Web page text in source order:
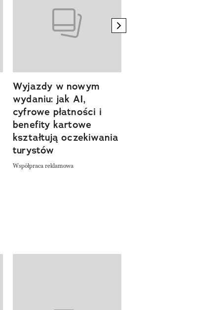
Wyjazdy w nowym
wydaniu: jak AI,
cyfrowe płatności i
benefity kartowe
kształtują oczekiwania
turystów
Współpraca reklamowa
next element